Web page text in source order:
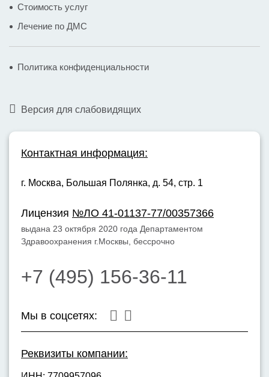
Стоимость услуг
Лечение по ДМС
Политика конфиденциальности
Версия для слабовидящих
Контактная информация:
г. Москва, Большая Полянка, д. 54, стр. 1
Лицензия №ЛО 41-01137-77/00357366
выдана 23 октября 2020 года Департаментом
Здравоохранения г.Москвы, бессрочно
+7 (495) 156-36-11
Мы в соцсетях:
Реквизиты компании: